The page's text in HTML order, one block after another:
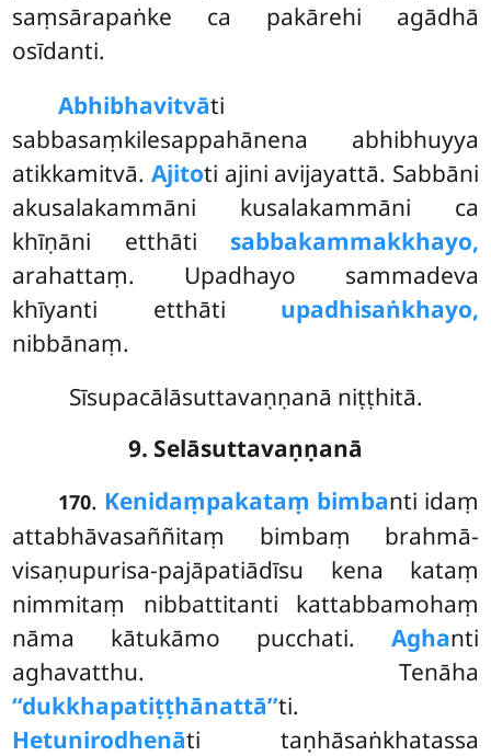
saṃsārapaṅke ca pakārehi agādhā
osīdanti.
Abhibhavitvāti
sabbasaṃkilesappahānena abhibhuyya
atikkamitvā. Ajitoti ajini avijayattā. Sabbāni
akusalakammāni kusalakammāni ca
khīṇāni etthāti sabbakammakkhayo,
arahattaṃ. Upadhayo sammadeva
khīyanti etthāti upadhisaṅkhayo,
nibbānaṃ.
Sīsupacālāsuttavaṇṇanā niṭṭhitā.
9. Selāsuttavaṇṇanā
170. Kenidaṃpakataṃ bimbanti idaṃ
attabhāvasaññitaṃ bimbaṃ brahmā-
visaṇupurisa-pajāpatiādīsu kena kataṃ
nimmitaṃ nibbattitanti kattabbamohaṃ
nāma kātukāmo pucchati. Aghanti
aghavatthu. Tenāha
‘‘dukkhapatiṭṭhānattā’’ti.
Hetunirodhenāti taṇhāsaṅkhatassa